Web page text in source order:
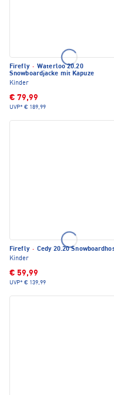
Firefly · Waterloo 20.20
Snowboardjacke mit Kapuze
Kinder
€ 79,99
UVP* € 189,99
Firefly · Cedy 20.20
Kinder
€ 59,99
UVP* € 139,99